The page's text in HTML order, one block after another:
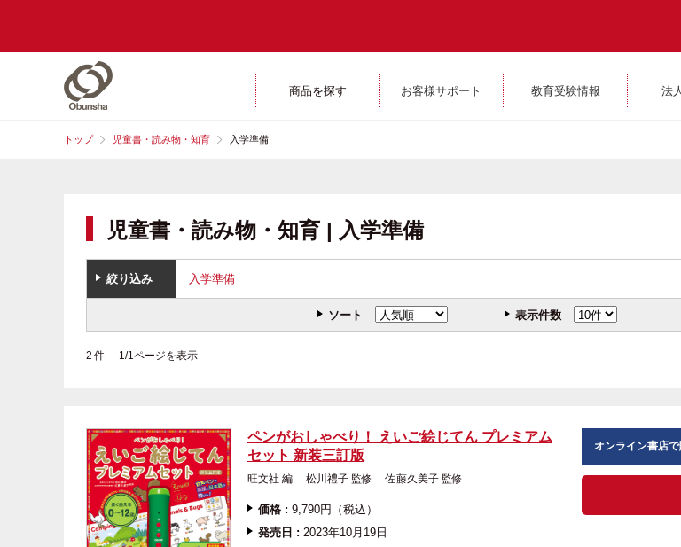
商品を探す お客様サポート 教育受験情報 法
トップ 児童書・読み物・知育 入学準備
児童書・読み物・知育 | 入学準備
絞り込み 入学準備
ソート 表示件数
2 件 1/1ページを表示
ペンがおしゃべり！ えいご絵じてん プレミアム
セット 新装三訂版
旺文社 編 松川禮子 監修 佐藤久美子 監修
価格 : 9,790円（税込）
発売日 : 2023年10月19日
オンライン書店